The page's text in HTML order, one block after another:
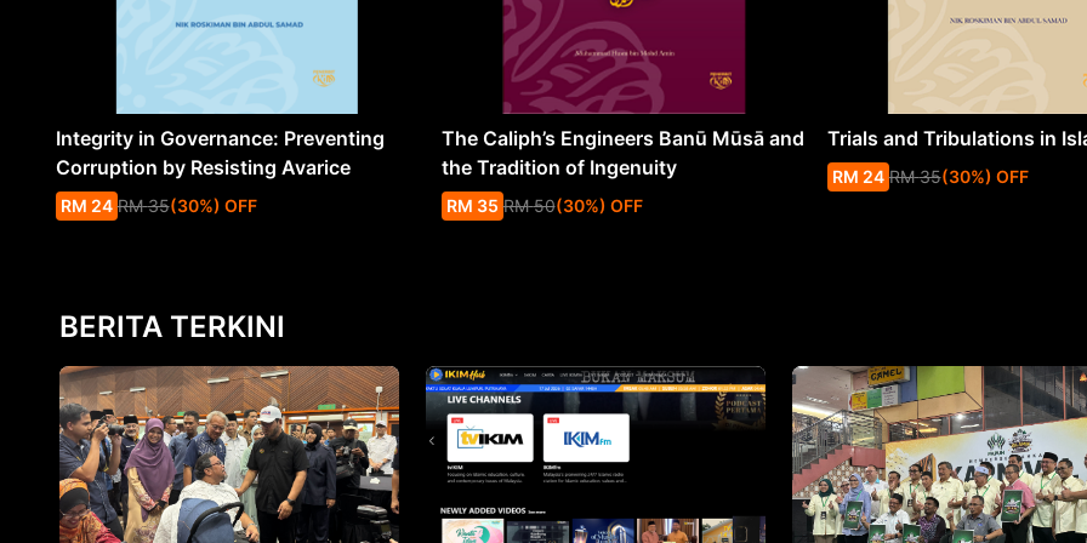
Integrity in Governance: Preventing
Corruption by Resisting Avarice
RM 24 RM 35(30%) OFF
The Caliph’s Engineers Banū Mūsā and
the Tradition of Ingenuity
RM 35 RM 50(30%) OFF
Trials and Tribulations in
RM 24 RM 35(30%) OFF
BERITA TERKINI